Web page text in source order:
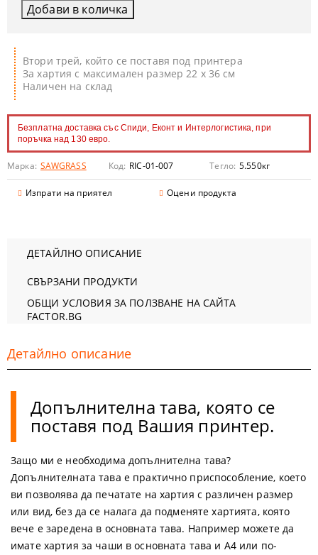
Втори трей, който се поставя под принтера
За хартия с максимален размер 22 х 36 см
Наличен на склад
Безплатна доставка със Спиди, Еконт и Интерлогистика, при
поръчка над 130 евро.
Марка: SAWGRASS Код: RIC-01-007 Тегло: 5.550кг
Изпрати на приятел Оцени продукта
ДЕТАЙЛНО ОПИСАНИЕ
СВЪРЗАНИ ПРОДУКТИ
ОБЩИ УСЛОВИЯ ЗА ПОЛЗВАНЕ НА САЙТА
FACTOR.BG
Детайлно описание
Допълнителна тава, която се
поставя под Вашия принтер.
Защо ми е необходима допълнителна тава?
Допълнителната тава е практично приспособление, което
ви позволява да печатате на хартия с различен размер
или вид, без да се налага да подменяте хартията, която
вече е заредена в основната тава. Например можете да
имате хартия за чаши в основната тава и А4 или по-